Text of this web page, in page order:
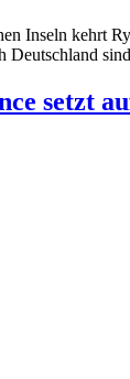
Inseln kehrt
Deutschland
setzt